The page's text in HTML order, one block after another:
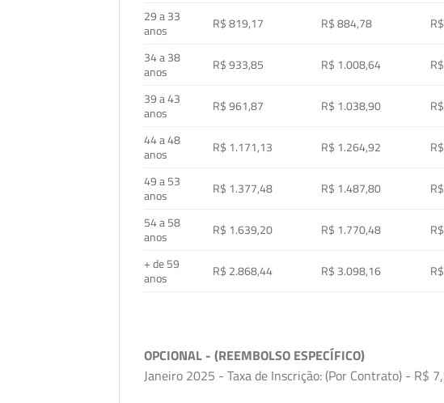
29 a 33
anos
R$ 819,17 R$ 884,78
34 a 38
anos
R$ 933,85 R$ 1.008,64
39 a 43
anos
R$ 961,87 R$ 1.038,90
44 a 48
anos
R$ 1.171,13 R$ 1.264,92
49 a 53
anos
R$ 1.377,48 R$ 1.487,80
54 a 58
anos
R$ 1.639,20 R$ 1.770,48
+ de 59
anos
R$ 2.868,44 R$ 3.098,16
OPCIONAL - (REEMBOLSO ESPECÍFICO)
Janeiro 2025 - Taxa de Inscrição: (Por Contrato) - R$